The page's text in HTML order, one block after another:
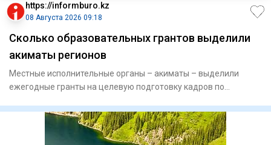
https://informburo.kz
08 Августа 2026 09:18
Сколько образовательных грантов выделили
акиматы регионов
Местные исполнительные органы – акиматы – выделили
ежегодные гранты на целевую подготовку кадров по